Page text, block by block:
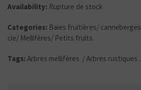
Availability: Rupture de stock
Categories: Baies fruitières/ canneberges
cie/ Mellifères/ Petits fruits.
Tags: Arbres mellifères /Arbres rustiques .